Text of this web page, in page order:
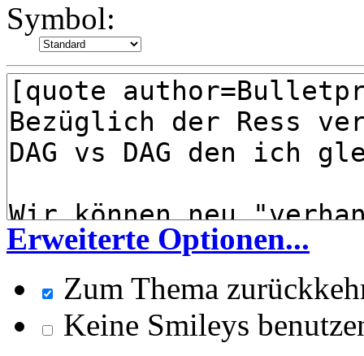
Symbol:
Erweiterte Optionen...
Zum Thema
Keine Smileys